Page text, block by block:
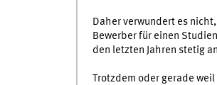
Daher verwundert es
Bewerber für einen
den letzten Jahren stetig
Trotzdem oder gerade